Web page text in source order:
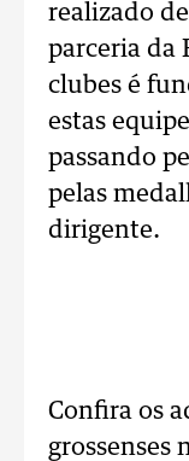
realizado
parceria da
clubes é
estas
passando
pelas
dirigente.
Confira os
grossenses